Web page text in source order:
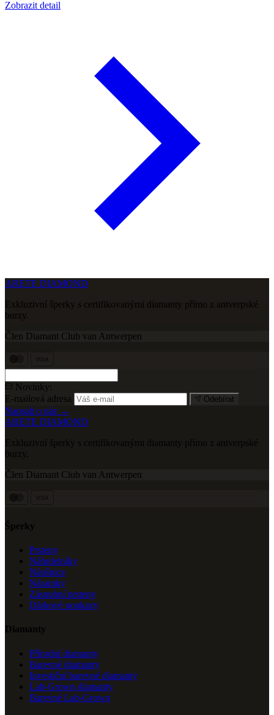
Zobrazit detail
ARETE DIAMOND
Exkluzivní šperky s certifikovanými diamanty přímo z antverpské
burzy.
Člen Diamant Club van Antwerpen
Novinky:
E-mailová adresa
Odebírat
Napsali o nás →
ARETE DIAMOND
Exkluzivní šperky s certifikovanými diamanty přímo z antverpské
burzy.
Člen Diamant Club van Antwerpen
Šperky
Prsteny
Náhrdelníky
Náušnice
Náramky
Zásnubní prsteny
Dárkové poukazy
Diamanty
Přírodní diamanty
Barevné diamanty
Investiční barevné diamanty
Lab-Grown diamanty
Barevné Lab-Grown